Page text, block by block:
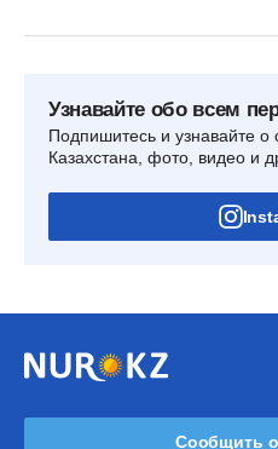
Узнавайте обо всем
Подпишитесь и узнавайте о
Казахстана, фото, видео и
Сообщить